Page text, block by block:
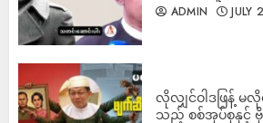
ADMIN JULY
လိုလျှင်ဝါဒဖြန့်
သည့် စစ်အုပ်စုနှင့်